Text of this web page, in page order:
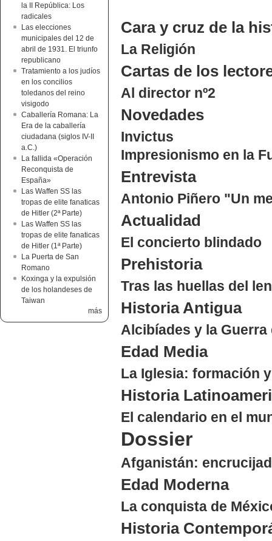
la II República: Los
radicales
Las elecciones
municipales del 12 de
abril de 1931. El triunfo
republicano
Tratamiento a los judíos
en los concilios
toledanos del reino
visigodo
Caballería Romana: La
Era de la caballería
ciudadana (siglos IV-II
a.C.)
La fallida «Operación
Reconquista de
España»
Las Waffen SS las
tropas de elite fanaticas
de Hitler (2ª Parte)
Las Waffen SS las
tropas de elite fanaticas
de Hitler (1ª Parte)
La Puerta de San
Romano
Koxinga y la expulsión
de los holandeses de
Taiwan
más
Cara y cruz de la
La Religión
Cartas de los
Al director nº2
Novedades
Invictus
Impresionismo en la
Entrevista
Antonio Piñero "Un
Actualidad
El concierto blindado
Prehistoria
Tras las huellas del
Historia Antigua
Alcibíades y la
Edad Media
La Iglesia: formación
Historia
El calendario en el
Dossier
Afganistán:
Edad Moderna
La conquista de
Historia